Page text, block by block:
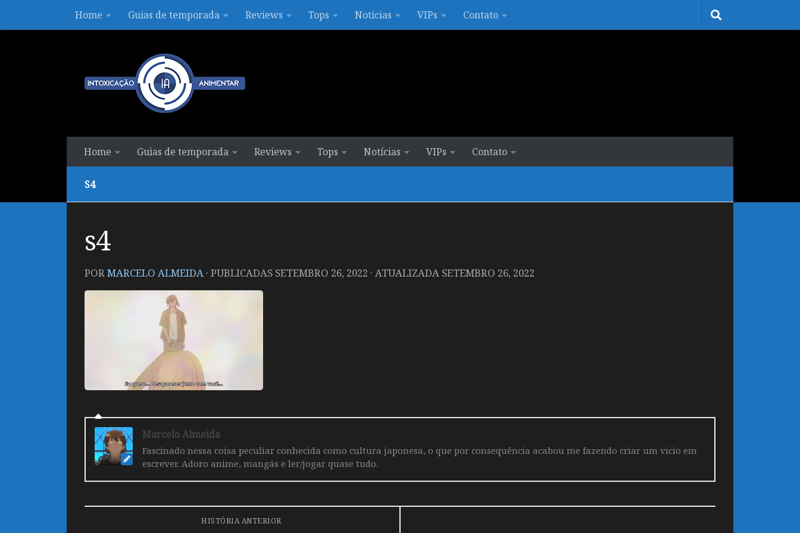
Skip to contentHome Guias de temporada Reviews Tops Notícias VIPs Contato
Home Guias de temporada Reviews Tops Notícias VIPs Contato
S4
s4
PORMARCELO ALMEIDA · PUBLICADAS SETEMBRO 26, 2022 · ATUALIZADA SETEMBRO 26, 2022
Marcelo Almeida
Fascinado nessa coisa peculiar conhecida como cultura japonesa, o que por consequência acabou me fazendo criar um vicio em
escrever. Adoro anime, mangás e ler/jogar quase tudo.
HISTÓRIA ANTERIOR